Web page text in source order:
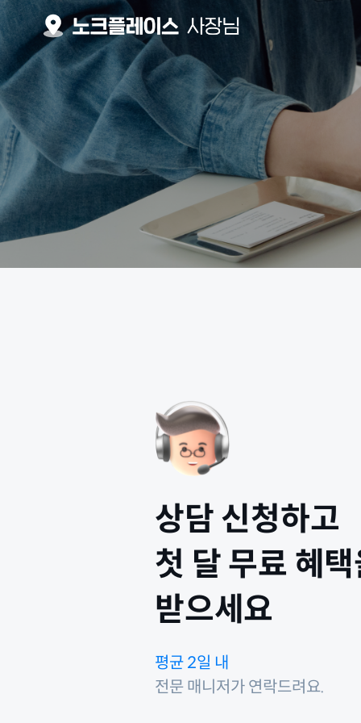
상담 신청하고
첫 달 무료 혜
받으세요
평균 2일 내
전문 매니저가 연락드려요.